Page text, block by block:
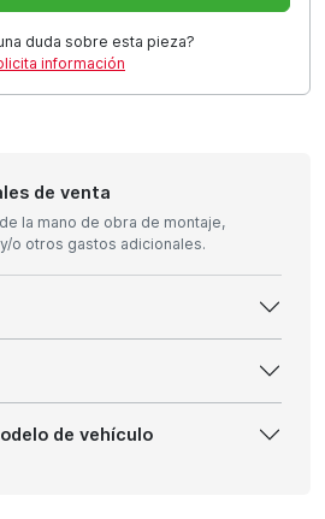
duda sobre esta pieza?
información
de venta
la mano de obra de montaje,
o otros gastos adicionales.
de vehículo